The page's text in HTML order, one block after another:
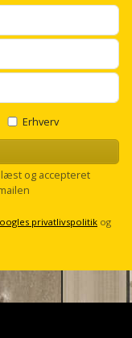
Erhverv
og accepteret
privatlivspolitik og